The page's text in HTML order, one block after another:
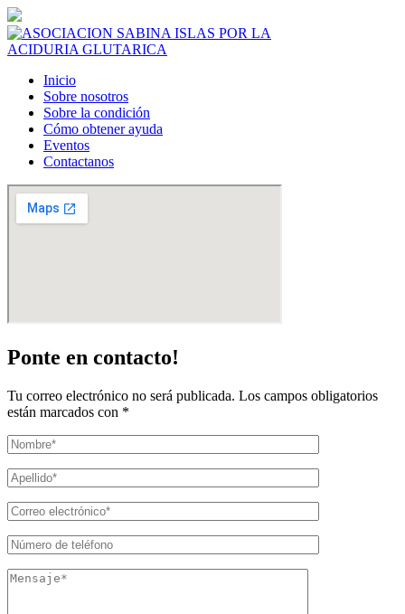
Inicio
Sobre nosotros
Sobre la condición
Cómo obtener ayuda
Eventos
Contactanos
Ponte en contacto!
Tu correo electrónico no será publicada. Los campos obligatorios
están marcados con *